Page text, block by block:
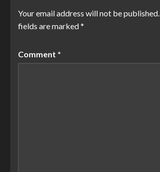
Your email address will not be published.
fields are marked*
Comment *